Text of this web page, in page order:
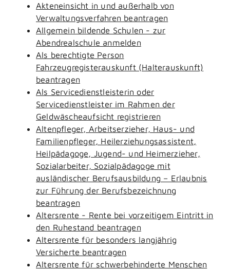
Akteneinsicht in und außerhalb von
Verwaltungsverfahren beantragen
Allgemein bildende Schulen - zur
Abendrealschule anmelden
Als berechtigte Person
Fahrzeugregisterauskunft (Halterauskunft)
beantragen
Als Servicedienstleisterin oder
Servicedienstleister im Rahmen der
Geldwäscheaufsicht registrieren
Altenpfleger, Arbeitserzieher, Haus- und
Familienpfleger, Heilerziehungsassistent,
Heilpädagoge, Jugend- und Heimerzieher,
Sozialarbeiter, Sozialpädagoge mit
ausländischer Berufsausbildung – Erlaubnis
zur Führung der Berufsbezeichnung
beantragen
Altersrente - Rente bei vorzeitigem Eintritt in
den Ruhestand beantragen
Altersrente für besonders langjährig
Versicherte beantragen
Altersrente für schwerbehinderte Menschen